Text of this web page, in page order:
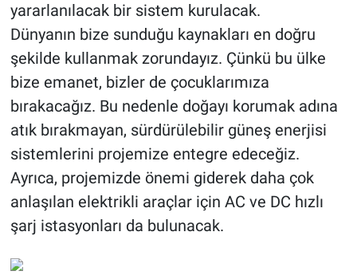
yararlanılacak bir sistem kurulacak.
Dünyanın bize sunduğu kaynakları en doğru
şekilde kullanmak zorundayız. Çünkü bu ülke
bize emanet, bizler de çocuklarımıza
bırakacağız. Bu nedenle doğayı korumak adına
atık bırakmayan, sürdürülebilir güneş enerjisi
sistemlerini projemize entegre edeceğiz.
Ayrıca, projemizde önemi giderek daha çok
anlaşılan elektrikli araçlar için AC ve DC hızlı
şarj istasyonları da bulunacak.